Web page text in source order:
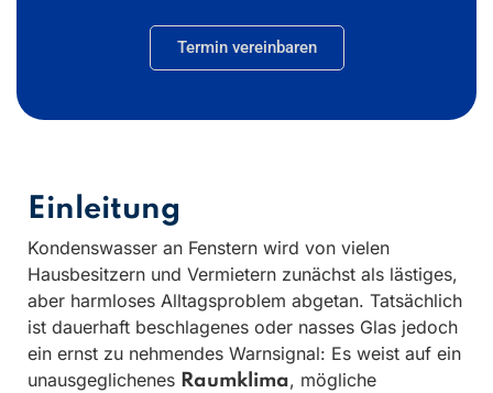
Termin vereinbaren
Einleitung
Kondenswasser an Fenstern wird von vielen
Hausbesitzern und Vermietern zunächst als lästiges,
aber harmloses Alltagsproblem abgetan. Tatsächlich
ist dauerhaft beschlagenes oder nasses Glas jedoch
ein ernst zu nehmendes Warnsignal: Es weist auf ein
unausgeglichenes Raumklima, mögliche